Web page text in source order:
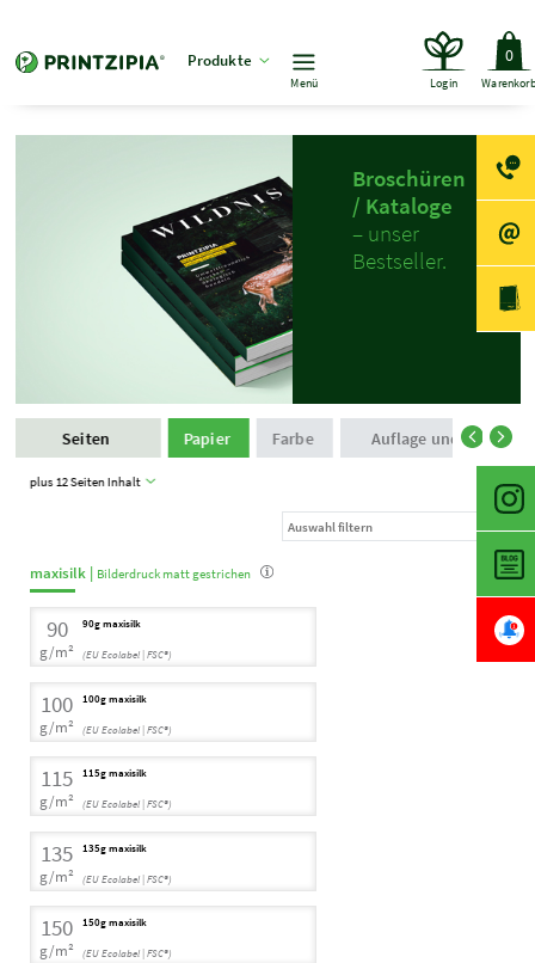
Produkte
Menü Login
0
Broschüren
/ Kataloge
– unser
Bestseller.
Seiten
plus 12 Seiten Inhalt
Papier Farbe Auflage und
maxisilk | Bilderdruck matt gestrichen
90
g/m²
90g maxisilk
(EU Ecolabel | FSC®)
100
g/m²
100g maxisilk
(EU Ecolabel | FSC®)
115
g/m²
115g maxisilk
(EU Ecolabel | FSC®)
135
g/m²
135g maxisilk
(EU Ecolabel | FSC®)
150
g/m²
150g maxisilk
(EU Ecolabel | FSC®)